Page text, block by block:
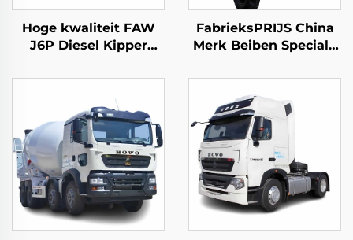
Hoge kwaliteit FAW
J6P Diesel Kipper
420PK 60Tons Laad
Kipper Kipper Truck
Op Voorraad
FabrieksPRIJS China
Merk Beiben Speciale
480HP 30-40Tonnen
Capaciteit Rigid Mijn
Truck Te Koop